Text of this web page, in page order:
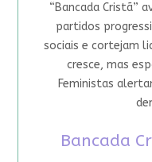
“Bancada Cristã”
partidos
sociais e cortejam
cresce, mas
Feministas
Bancada